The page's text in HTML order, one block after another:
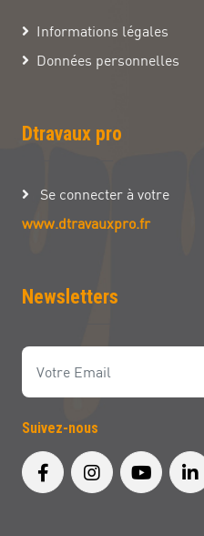
Informations légales
Données personnelles
Dtravaux pro
Se connecter à votre
www.dtravauxpro.fr
Newsletters
Suivez-nous